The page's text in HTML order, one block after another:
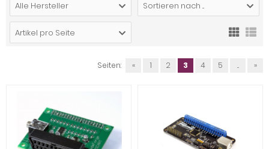
Alle Hersteller Sortieren nach ...
Artikel pro Seite
Seiten: « 1 2 3 4 5 ... »